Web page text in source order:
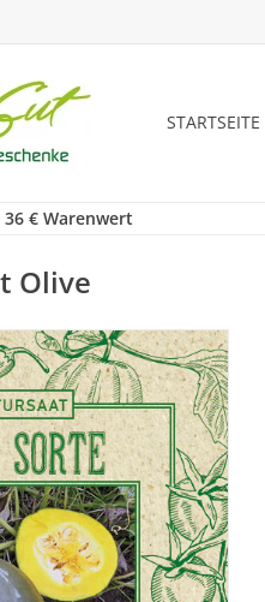
STARTSEITE
€ Warenwert
Olive